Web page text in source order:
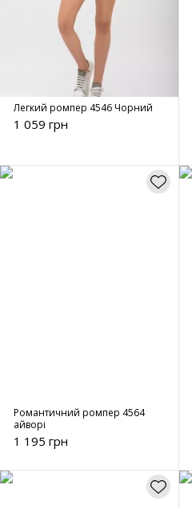
Легкий ромпер 4546 Чорний
1 059 грн
Романтичний ромпер 4564
айворі
1 195 грн